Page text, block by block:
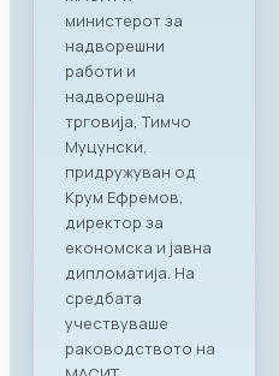
Стопанската
комора за
телекомуникациск
и технологии
МАСИТ, во
соработка со
грчката
асоцијација на ИКТ
компании SETPE, го
најавуваат
одржувањето на
првиот
македонско-грчки